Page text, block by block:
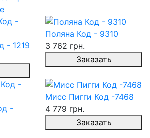
- 1219
Поляна Код - 9310
3 762 грн.
Заказать
-
Мисс Пигги Код -7468
4 779 грн.
Заказать